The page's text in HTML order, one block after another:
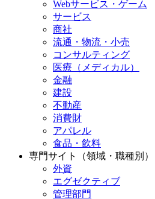
Webサービス・ゲーム
サービス
商社
流通・物流・小売
コンサルティング
医療（メディカル）
金融
建設
不動産
消費財
アパレル
食品・飲料
専門サイト（領域・職種別）
外資
エグゼクティブ
管理部門